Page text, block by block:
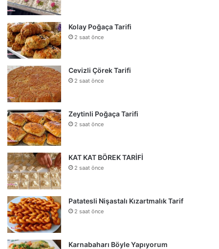
Kolay Poğaça Tarifi
2 saat önce
Cevizli Çörek Tarifi
2 saat önce
Zeytinli Poğaça Tarifi
2 saat önce
KAT KAT BÖREK TARİFİ
2 saat önce
Patatesli Nişastalı Kızartmalık Tarif
2 saat önce
Karnabaharı Böyle Yapıyorum